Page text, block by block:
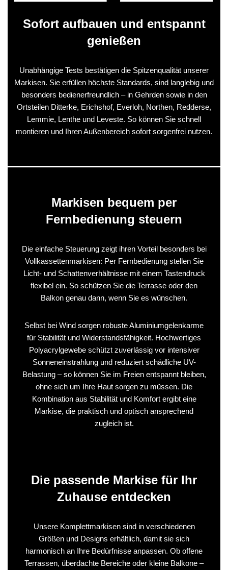
Sofort aufbauen und entspannt
genießen
Unabhängige Tests bestätigen die Spitzenqualität unserer
Markisen. Sie erfüllen höchste Standards, sind langlebig und
besonders bedienerfreundlich – in Gehrden sowie in den
Ortsteilen Ditterke, Erichshof, Everloh, Northen, Redderse,
Lemmie, Lenthe und Leveste. So können Sie schnell
montieren und Ihren Außenbereich sofort sorgenfrei nutzen.
Markisen bequem per
Fernbedienung steuern
Die einfache Steuerung zeigt ihren Vorteil besonders bei
Vollkassettenmarkisen: Per Fernbedienung stellen Sie
Licht- und Schattenverhältnisse mit einem Tastendruck
flexibel ein. So schützen Sie die Terrasse oder den
Balkon genau dann, wenn Sie es wünschen.
Selbst bei Wind sorgen robuste Aluminiumgelenkarme
für Stabilität und Widerstandsfähigkeit. Hochwertiges
Polyacrylgewebe schützt zuverlässig vor intensiver
Sonneneinstrahlung und reduziert schädliche UV-
Belastung – so können Sie im Freien entspannt bleiben,
ohne sich um Ihre Haut sorgen zu müssen. Die
Kombination aus Stabilität und Komfort ergibt eine
Markise, die praktisch und optisch ansprechend
zugleich ist.
Die passende Markise für Ihr
Zuhause entdecken
Unsere Komplettmarkisen sind in verschiedenen
Größen und Designs erhältlich, damit sie sich
harmonisch an Ihre Bedürfnisse anpassen. Ob offene
Terrassen, überdachte Bereiche oder kleine Balkone –